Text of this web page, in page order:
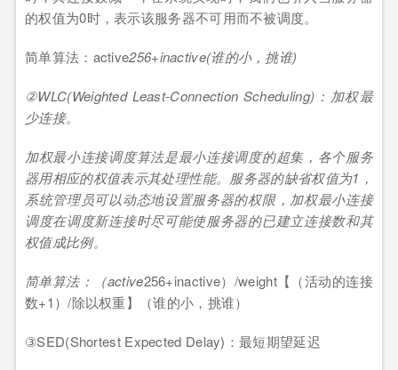
的权值为0时，表示该服务器不可用而不被调度。
简单算法：active256+inactive(谁的小，挑谁)
②WLC(Weighted Least-Connection Scheduling)：加权最
少连接。
加权最小连接调度算法是最小连接调度的超集，各个服务
器用相应的权值表示其处理性能。服务器的缺省权值为1，
系统管理员可以动态地设置服务器的权限，加权最小连接
调度在调度新连接时尽可能使服务器的已建立连接数和其
权值成比例。
简单算法：（active256+inactive）/weight【（活动的连接
数+1）/除以权重】（谁的小，挑谁）
③SED(Shortest Expected Delay)：最短期望延迟